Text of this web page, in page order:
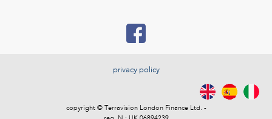
privacy policy
copyright © Terravision London Finance Ltd. -